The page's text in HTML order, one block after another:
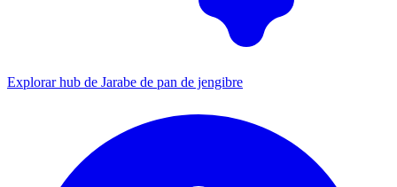
Explorar hub de Jarabe de pan de jengibre